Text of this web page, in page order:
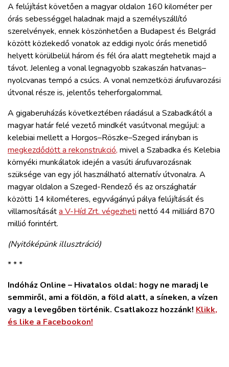
A felújítást követően a magyar oldalon 160 kilométer per
órás sebességgel haladnak majd a személyszállító
szerelvények, ennek köszönhetően a Budapest és Belgrád
között közlekedő vonatok az eddigi nyolc órás menetidő
helyett körülbelül három és fél óra alatt megtehetik majd a
távot. Jelenleg a vonal legnagyobb szakaszán hatvanas–
nyolcvanas tempó a csúcs. A vonal nemzetközi árufuvarozási
útvonal része is, jelentős teherforgalommal.
A gigaberuházás következtében ráadásul a Szabadkától a
magyar határ felé vezető mindkét vasútvonal megújul: a
kelebiai mellett a Horgos–Röszke–Szeged irányban is
megkezdődött a rekonstrukció, mivel a Szabadka és Kelebia
környéki munkálatok idején a vasúti árufuvarozásnak
szüksége van egy jól használható alternatív útvonalra. A
magyar oldalon a Szeged-Rendező és az országhatár
közötti 14 kilométeres, egyvágányú pálya felújítását és
villamosításáta V-Híd Zrt. végezheti nettó 44 milliárd 870
millió forintért.
(Nyitóképünk illusztráció)
* * *
Indóház Online – Hivatalos oldal: hogy ne maradj le
semmiről, ami a földön, a föld alatt, a síneken, a vízen
vagy a levegőben történik. Csatlakozz hozzánk! Klikk,
és like a Facebookon!